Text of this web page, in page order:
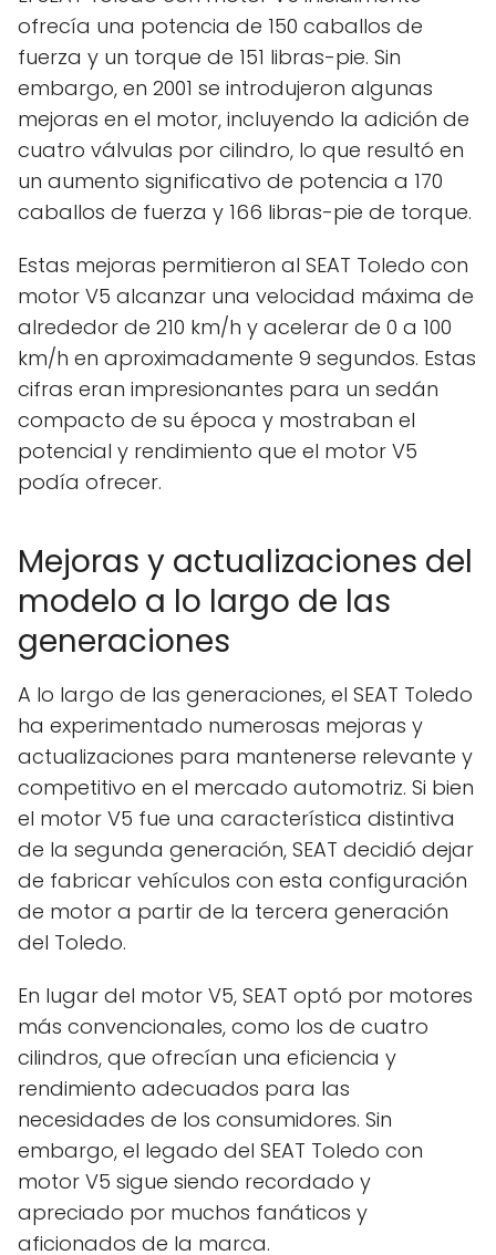
ofrecía una potencia de 150 caballos de
fuerza y un torque de 151 libras-pie. Sin
embargo, en 2001 se introdujeron algunas
mejoras en el motor, incluyendo la adición de
cuatro válvulas por cilindro, lo que resultó en
un aumento significativo de potencia a 170
caballos de fuerza y 166 libras-pie de torque.
Estas mejoras permitieron al SEAT Toledo con
motor V5 alcanzar una velocidad máxima de
alrededor de 210 km/h y acelerar de 0 a 100
km/h en aproximadamente 9 segundos. Estas
cifras eran impresionantes para un sedán
compacto de su época y mostraban el
potencial y rendimiento que el motor V5
podía ofrecer.
Mejoras y actualizaciones del
modelo a lo largo de las
generaciones
A lo largo de las generaciones, el SEAT Toledo
ha experimentado numerosas mejoras y
actualizaciones para mantenerse relevante y
competitivo en el mercado automotriz. Si bien
el motor V5 fue una característica distintiva
de la segunda generación, SEAT decidió dejar
de fabricar vehículos con esta configuración
de motor a partir de la tercera generación
del Toledo.
En lugar del motor V5, SEAT optó por motores
más convencionales, como los de cuatro
cilindros, que ofrecían una eficiencia y
rendimiento adecuados para las
necesidades de los consumidores. Sin
embargo, el legado del SEAT Toledo con
motor V5 sigue siendo recordado y
apreciado por muchos fanáticos y
aficionados de la marca.